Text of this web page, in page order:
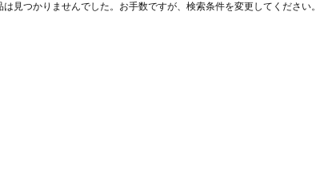
見つかりませんでした。お手数ですが、検索条件を変更してください。